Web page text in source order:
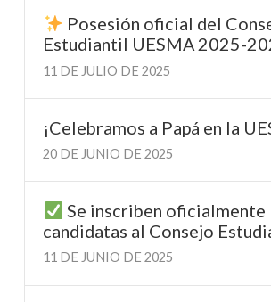
Posesión oficial del
Estudiantil UESMA 2025-
11 DE JULIO DE 2025
¡Celebramos a Papá en la
20 DE JUNIO DE 2025
Se inscriben oficialmente
candidatas al Consejo
11 DE JUNIO DE 2025